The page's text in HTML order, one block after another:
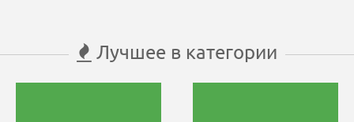
Лучшее в категории